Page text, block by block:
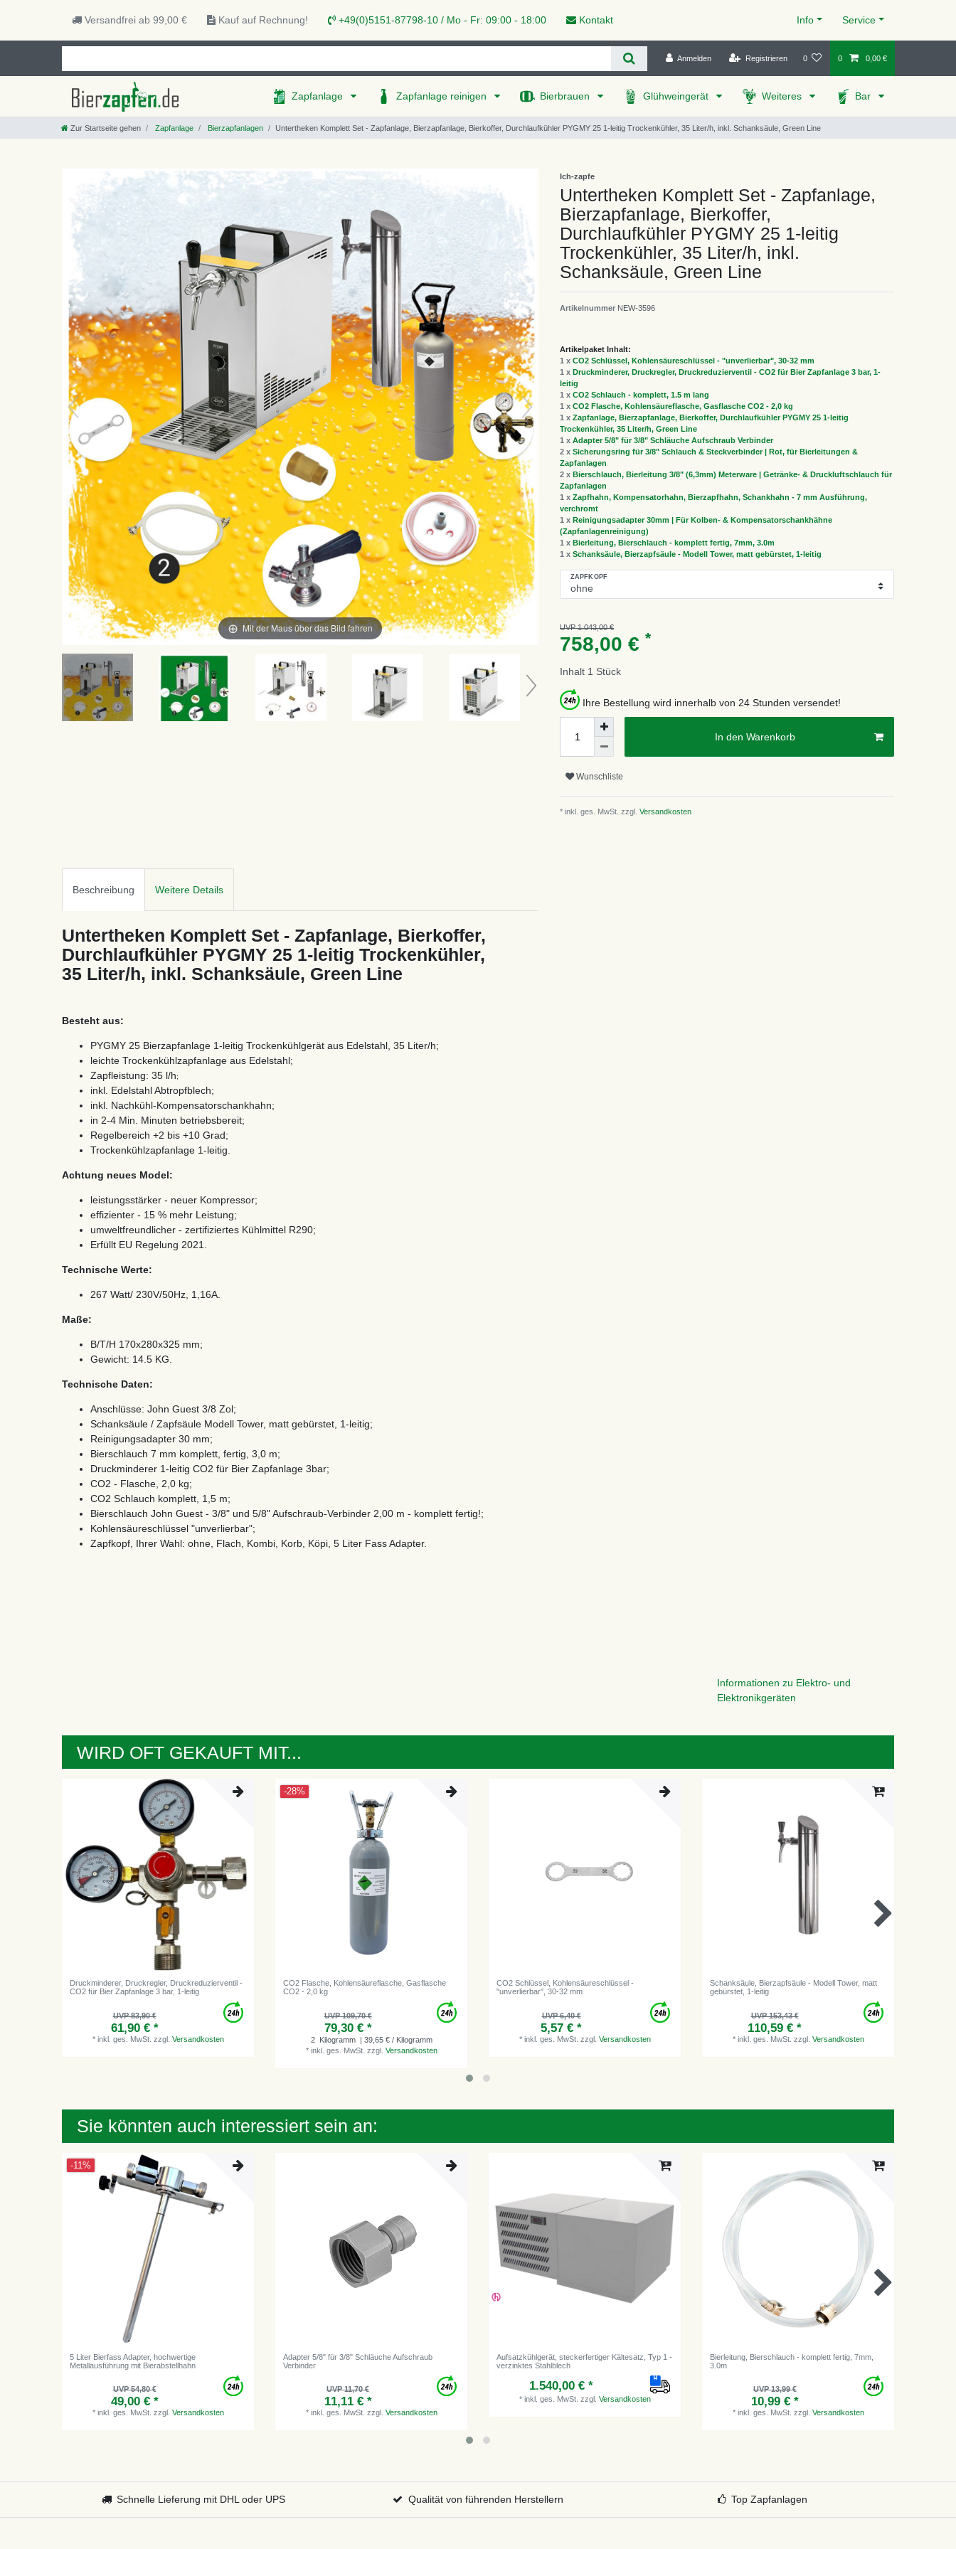
Versandfrei ab 99,00 € Kauf auf Rechnung! +49(0)5151-87798-10 / Mo - Fr: 09:00 - 18:00 Kontakt Info Service
Anmelden Registrieren 0 0 0,00 €
Zapfanlage Zapfanlage reinigen Bierbrauen Glühweingerät Weiteres Bar
Zur Startseite gehen Zapfanlage Bierzapfanlagen Untertheken Komplett Set - Zapfanlage, Bierzapfanlage, Bierkoffer, Durchlaufkühler PYGMY 25 1-leitig Trockenkühler, 35 Liter/h, inkl. Schanksäule, Green Line
Mit der Maus über das Bild fahren
Ich-zapfe
Untertheken Komplett Set - Zapfanlage,
Bierzapfanlage, Bierkoffer,
Durchlaufkühler PYGMY 25 1-leitig
Trockenkühler, 35 Liter/h, inkl.
Schanksäule, Green Line
Artikelnummer NEW-3596
Artikelpaket Inhalt:
1 x CO2 Schlüssel, Kohlensäureschlüssel - "unverlierbar", 30-32 mm
1 x Druckminderer, Druckregler, Druckreduzierventil - CO2 für Bier Zapfanlage 3 bar, 1-
leitig
1 x CO2 Schlauch - komplett, 1.5 m lang
1 x CO2 Flasche, Kohlensäureflasche, Gasflasche CO2 - 2,0 kg
1 x Zapfanlage, Bierzapfanlage, Bierkoffer, Durchlaufkühler PYGMY 25 1-leitig
Trockenkühler, 35 Liter/h, Green Line
1 x Adapter 5/8" für 3/8" Schläuche Aufschraub Verbinder
2 x Sicherungsring für 3/8" Schlauch & Steckverbinder | Rot, für Bierleitungen &
Zapfanlagen
2 x Bierschlauch, Bierleitung 3/8" (6,3mm) Meterware | Getränke- & Druckluftschlauch für
Zapfanlagen
1 x Zapfhahn, Kompensatorhahn, Bierzapfhahn, Schankhahn - 7 mm Ausführung,
verchromt
1 x Reinigungsadapter 30mm | Für Kolben- & Kompensatorschankhähne
(Zapfanlagenreinigung)
1 x Bierleitung, Bierschlauch - komplett fertig, 7mm, 3.0m
1 x Schanksäule, Bierzapfsäule - Modell Tower, matt gebürstet, 1-leitig
ZAPFKOPF
UVP 1.043,00 €
758,00 € *
Inhalt 1 Stück
Ihre Bestellung wird innerhalb von 24 Stunden versendet!
In den Warenkorb
Wunschliste
* inkl. ges. MwSt. zzgl. Versandkosten
Beschreibung Weitere Details
Untertheken Komplett Set - Zapfanlage, Bierkoffer,
Durchlaufkühler PYGMY 25 1-leitig Trockenkühler,
35 Liter/h, inkl. Schanksäule, Green Line
Besteht aus:
PYGMY 25 Bierzapfanlage 1-leitig Trockenkühlgerät aus Edelstahl, 35 Liter/h;
leichte Trockenkühlzapfanlage aus Edelstahl;
Zapfleistung: 35 l/h;
inkl. Edelstahl Abtropfblech;
inkl. Nachkühl-Kompensatorschankhahn;
in 2-4 Min. Minuten betriebsbereit;
Regelbereich +2 bis +10 Grad;
Trockenkühlzapfanlage 1-leitig.
Achtung neues Model:
leistungsstärker - neuer Kompressor;
effizienter - 15 % mehr Leistung;
umweltfreundlicher - zertifiziertes Kühlmittel R290;
Erfüllt EU Regelung 2021.
Technische Werte:
267 Watt/ 230V/50Hz, 1,16A.
Maße:
B/T/H 170x280x325 mm;
Gewicht: 14.5 KG.
Technische Daten:
Anschlüsse: John Guest 3/8 Zol;
Schanksäule / Zapfsäule Modell Tower, matt gebürstet, 1-leitig;
Reinigungsadapter 30 mm;
Bierschlauch 7 mm komplett, fertig, 3,0 m;
Druckminderer 1-leitig CO2 für Bier Zapfanlage 3bar;
CO2 - Flasche, 2,0 kg;
CO2 Schlauch komplett, 1,5 m;
Bierschlauch John Guest - 3/8" und 5/8" Aufschraub-Verbinder 2,00 m - komplett fertig!;
Kohlensäureschlüssel "unverlierbar";
Zapfkopf, Ihrer Wahl: ohne, Flach, Kombi, Korb, Köpi, 5 Liter Fass Adapter.
Informationen zu Elektro- und
Elektronikgeräten
WIRD OFT GEKAUFT MIT...
Druckminderer, Druckregler, Druckreduzierventil -
CO2 für Bier Zapfanlage 3 bar, 1-leitig
UVP 83,90 €
61,90 € *
* inkl. ges. MwSt. zzgl. Versandkosten
-28%
CO2 Flasche, Kohlensäureflasche, Gasflasche
CO2 - 2,0 kg
UVP 109,70 €
79,30 € *
2 Kilogramm
| 39,65 € / Kilogramm
* inkl. ges. MwSt. zzgl. Versandkosten
CO2 Schlüssel, Kohlensäureschlüssel -
"unverlierbar", 30-32 mm
UVP 6,40 €
5,57 € *
* inkl. ges. MwSt. zzgl. Versandkosten
Schanksäule, Bierzapfsäule - Modell Tower, matt
gebürstet, 1-leitig
UVP 153,43 €
110,59 € *
* inkl. ges. MwSt. zzgl. Versandkosten
Sie könnten auch interessiert sein an:
-11%
5 Liter Bierfass Adapter, hochwertige
Metallausführung mit Bierabstellhahn
UVP 54,80 €
49,00 € *
* inkl. ges. MwSt. zzgl. Versandkosten
Adapter 5/8" für 3/8" Schläuche Aufschraub
Verbinder
UVP 11,70 €
11,11 € *
* inkl. ges. MwSt. zzgl. Versandkosten
Aufsatzkühlgerät, steckerfertiger Kältesatz, Typ 1 -
verzinktes Stahlblech
1.540,00 € *
* inkl. ges. MwSt. zzgl. Versandkosten
Bierleitung, Bierschlauch - komplett fertig, 7mm,
3.0m
UVP 13,99 €
10,99 € *
* inkl. ges. MwSt. zzgl. Versandkosten
Schnelle Lieferung mit DHL oder UPS Qualität von führenden Herstellern Top Zapfanlagen